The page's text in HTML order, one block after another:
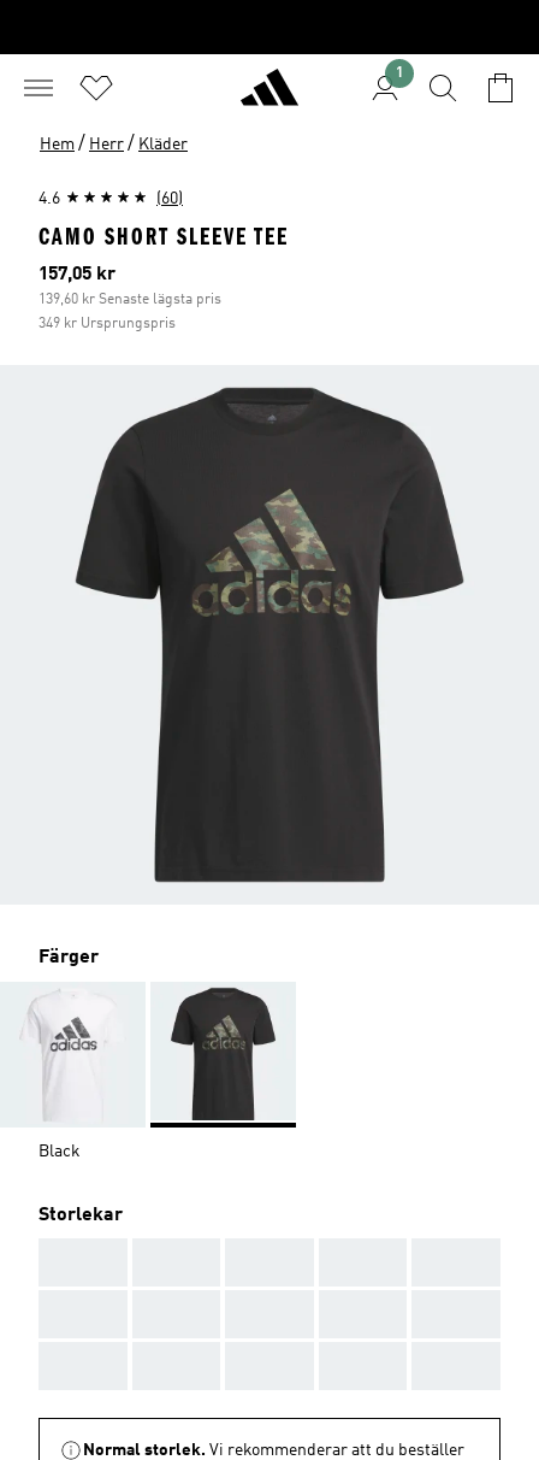
1
Hem / Herr / Kläder
4.6 (60)
CAMO SHORT SLEEVE TEE
Aktuellt pris
157,05 kr
139,60 kr Senaste lägsta pris
349 kr Ursprungspris
Färger
Black
Storlekar
Normal storlek. Vi rekommenderar att du beställer